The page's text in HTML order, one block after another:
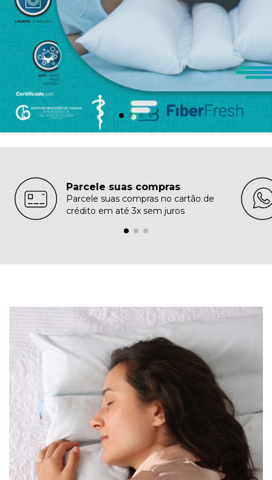
Parcele suas compras
Parcele suas compras no cartão de
crédito em até 3x sem juros